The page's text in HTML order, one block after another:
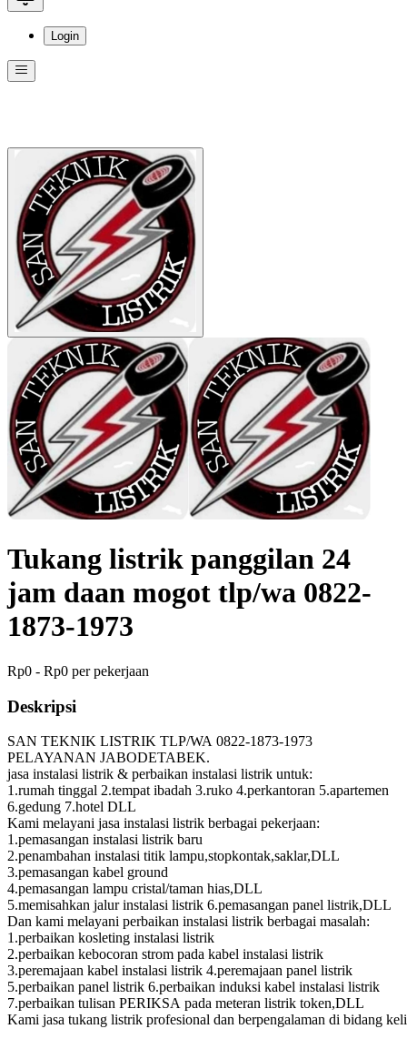
Login
Menu ini berisi navigasi untuk mengakses fitur-fitur di KangPro
Tukang listrik panggilan 24
jam daan mogot tlp/wa 0822-
1873-1973
Rp0 - Rp0 per pekerjaan
Deskripsi
SAN TEKNIK LISTRIK TLP/WA 0822-1873-1973
PELAYANAN JABODETABEK.
jasa instalasi listrik & perbaikan instalasi listrik untuk:
1.rumah tinggal 2.tempat ibadah 3.ruko 4.perkantoran 5.apartemen
6.gedung 7.hotel DLL
Kami melayani jasa instalasi listrik berbagai pekerjaan:
1.pemasangan instalasi listrik baru
2.penambahan instalasi titik lampu,stopkontak,saklar,DLL
3.pemasangan kabel ground
4.pemasangan lampu cristal/taman hias,DLL
5.memisahkan jalur instalasi listrik 6.pemasangan panel listrik,DLL
Dan kami melayani perbaikan instalasi listrik berbagai masalah:
1.perbaikan kosleting instalasi listrik
2.perbaikan kebocoran strom pada kabel instalasi listrik
3.peremajaan kabel instalasi listrik 4.peremajaan panel listrik
5.perbaikan panel listrik 6.perbaikan induksi kabel instalasi listrik
7.perbaikan tulisan PERIKSA pada meteran listrik token,DLL
Kami jasa tukang listrik profesional dan berpengalaman di bidang